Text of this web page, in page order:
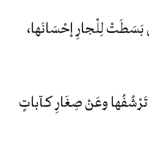
بَسَطَتْ لِلْجارِ إحْسَانَها،
وعَنْ صِغَارِ كـآباتٍ